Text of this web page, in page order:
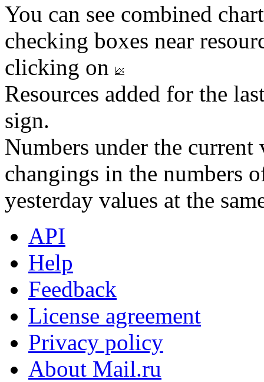
You can see combined
checking boxes near
clicking on
Resources added for the
sign.
Numbers under the
changings in the numbers
yesterday values at the
API
Help
Feedback
License agreement
Privacy policy
About Mail.ru